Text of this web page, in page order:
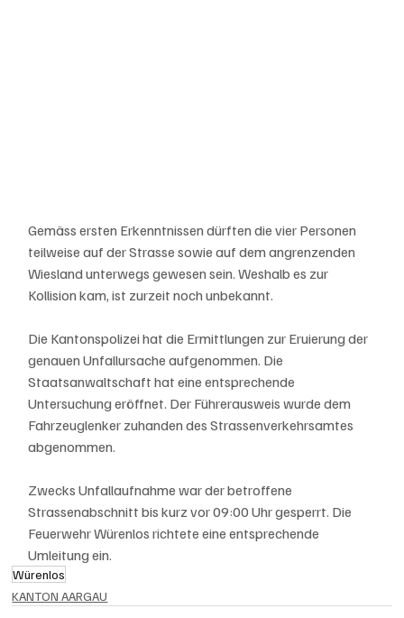
Gemäss ersten Erkenntnissen dürften die vier Personen
teilweise auf der Strasse sowie auf dem angrenzenden
Wiesland unterwegs gewesen sein. Weshalb es zur
Kollision kam, ist zurzeit noch unbekannt.
Die Kantonspolizei hat die Ermittlungen zur Eruierung der
genauen Unfallursache aufgenommen. Die
Staatsanwaltschaft hat eine entsprechende
Untersuchung eröffnet. Der Führerausweis wurde dem
Fahrzeuglenker zuhanden des Strassenverkehrsamtes
abgenommen.
Zwecks Unfallaufnahme war der betroffene
Strassenabschnitt bis kurz vor 09:00 Uhr gesperrt. Die
Feuerwehr Würenlos richtete eine entsprechende
Umleitung ein.
Würenlos
KANTON AARGAU